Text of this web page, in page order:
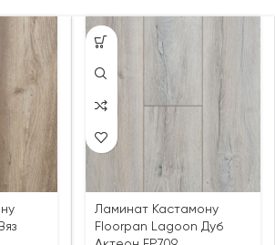
Ламинат Кастамону
Floorpan Lagoon Дуб